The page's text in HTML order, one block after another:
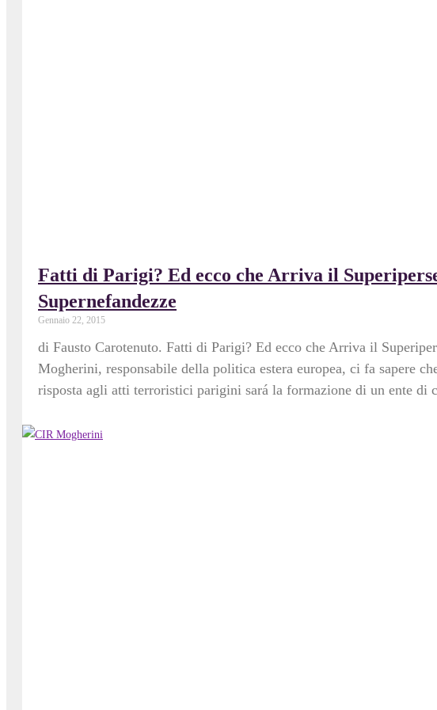
Fatti di Parigi? Ed ecco che Arriva il
Supernefandezze
Gennaio 22, 2015
di Fausto Carotenuto. Fatti di Parigi? Ed ecco che Arriva il
Mogherini, responsabile della politica estera europea, ci fa sapere
risposta agli atti terroristici parigini sará la formazione di un ente di